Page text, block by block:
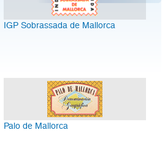
IGP Sobrassada de Mallorca
Palo de Mallorca